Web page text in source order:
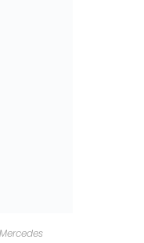
Mercedes